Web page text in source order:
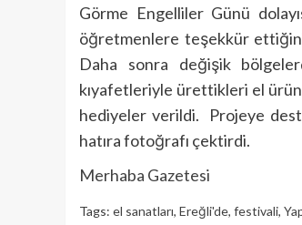
Görme Engelliler Günü
öğretmenlere teşekkür ettiğini
Daha sonra değişik
kıyafetleriyle ürettikleri el
hediyeler verildi. Projeye
hatıra fotoğrafı çektirdi.
Merhaba Gazetesi
Tags: el sanatları, Ereğli'de, festivali,